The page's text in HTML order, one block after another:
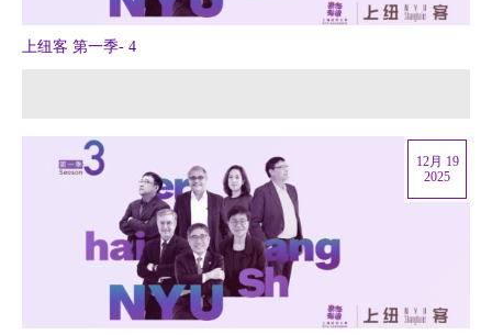
上纽客 第一季- 4
12月 19
2025